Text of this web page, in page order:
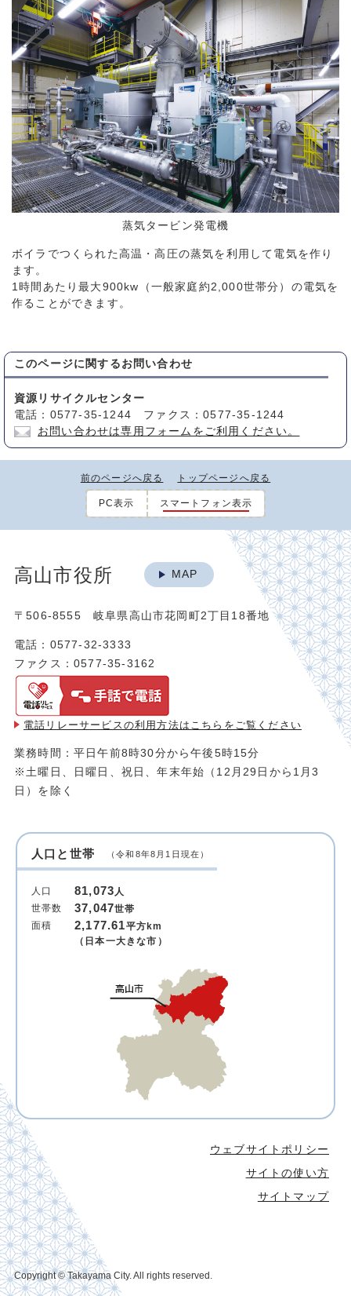
蒸気タービン発電機
ボイラでつくられた高温・高圧の蒸気を利用して電気を作り
ます。
1時間あたり最大900kw（一般家庭約2,000世帯分）の電気を
作ることができます。
このページに関する お問い合わせ
資源リサイクルセンター
電話：0577-35-1244 ファクス：0577-35-1244
お問い合わせは専用フォームをご利用ください。
前のページへ戻る トップページへ戻る
PC表示 スマートフォン表示
高山市役所 MAP
〒506-8555 岐阜県高山市花岡町2丁目18番地
電話：0577-32-3333
ファクス：0577-35-3162
電話リレーサービスの利用方法は こちらをご覧ください
業務時間：平日午前8時30分から午後5時15分
※土曜日、日曜日、祝日、年末年始（12月29日から1月3
日）を除く
人口と世帯 （令和8年8月1日現在）
人口 81,073 人
世帯数
37,047世帯
面積
2,177.61平方km
（日本一大きな市）
ウェブサイトポリシー
サイトの使い方
サイトマップ
Copyright © Takayama City. All rights reserved.